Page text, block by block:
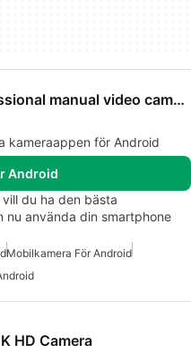
mcpro24fps - professional manual video camera app
kameraappen för Android
Android
du ha den bästa
nu använda din smartphone
Mobilkamera För Android
HD Camera